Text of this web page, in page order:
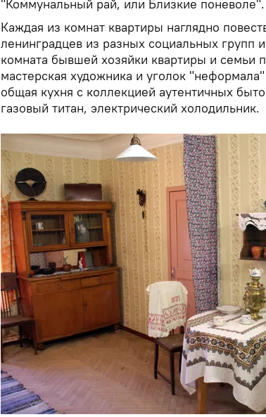
"Коммунальный рай, или Близкие поневоле".
Каждая из комнат квартиры наглядно
ленинградцев из разных социальных групп
комната бывшей хозяйки квартиры и семьи
мастерская художника и уголок
общая кухня с коллекцией аутентичных
газовый титан, электрический холодильник.